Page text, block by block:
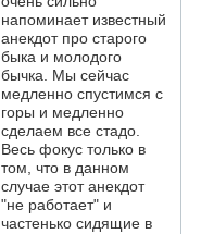
напоминает известный
анекдот про старого
быка и молодого
бычка. Мы сейчас
медленно спустимся с
горы и медленно
сделаем все стадо.
Весь фокус только в
том, что в данном
случае этот анекдот
"не работает" и
частенько сидящие в